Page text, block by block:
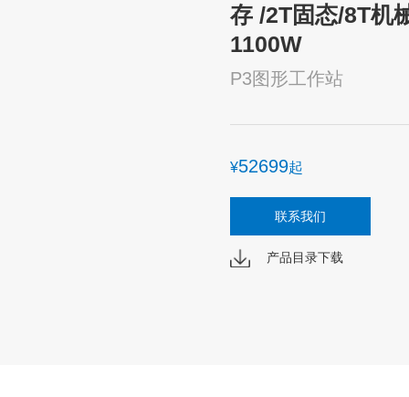
存 /2T固态/8T机
1100W
P3图形工作站
¥52699起
联系我们
产品目录下载